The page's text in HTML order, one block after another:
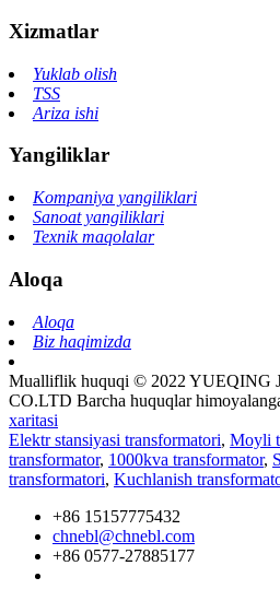
Xizmatlar
Yuklab olish
TSS
Ariza ishi
Yangiliklar
Kompaniya yangiliklari
Sanoat yangiliklari
Texnik maqolalar
Aloqa
Aloqa
Biz haqimizda
Mualliflik huquqi © 2022 YUEQING
CO.LTD Barcha huquqlar
xaritasi
Elektr stansiyasi transformatori, Moyli
transformator, 1000kva transformator,
transformatori, Kuchlanish
+86 15157775432
chnebl@chnebl.com
+86 0577-27885177